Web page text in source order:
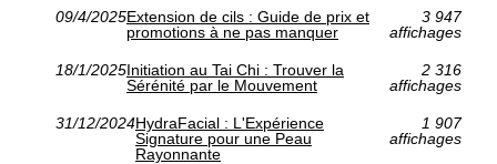
09/4/2025Extension de cils : Guide de prix et
promotions à ne pas manquer
3 947
affichages
18/1/2025Initiation au Tai Chi : Trouver la
Sérénité par le Mouvement
2 316
affichages
31/12/2024HydraFacial : L'Expérience
Signature pour une Peau
Rayonnante
1 907
affichages